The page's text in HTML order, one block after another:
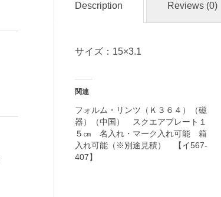
Description Reviews (0)
サイズ：15×3.1
関連
フォルム・リンツ（Ｋ３６４）（磁
器）（中国） スクエアプレート１
５㎝ 名入れ・マーク入れ可能 箱
入れ可能（※別途見積） 【イ567-
407】